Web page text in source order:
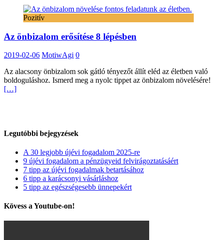
vitatott
Pozitív
Az önbizalom erősítése 8 lépésben
2019-02-06 MotiwAgi 0
Az alacsony önbizalom sok gátló tényezőt állít eléd az életben való
boldoguláshoz. Ismerd meg a nyolc tippet az önbizalom növelésére!
[…]
Legutóbbi bejegyzések
A 30 legjobb újévi fogadalom 2025-re
9 újévi fogadalom a pénzügyeid felvirágoztatásáért
7 tipp az újévi fogadalmak betartásához
6 tipp a karácsonyi vásárláshoz
5 tipp az egészségesebb ünnepekért
Kövess a Youtube-on!